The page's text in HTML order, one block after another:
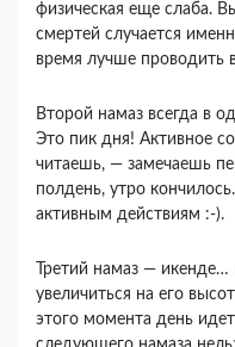
физическая еще слаба.
смертей случается
время лучше проводить
Второй намаз всегда в
Это пик дня! Активное
читаешь, — замечаешь
полдень, утро
активным действиям :-).
Третий намаз —
увеличиться на его
этого момента день